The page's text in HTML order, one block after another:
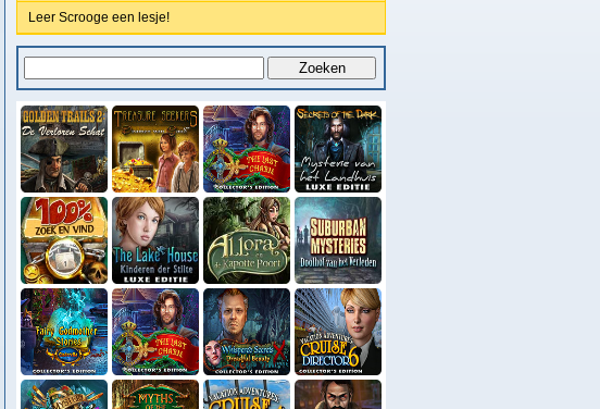
Leer Scrooge een lesje!